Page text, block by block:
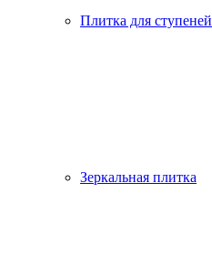
Плитка для ступеней
Зеркальная плитка